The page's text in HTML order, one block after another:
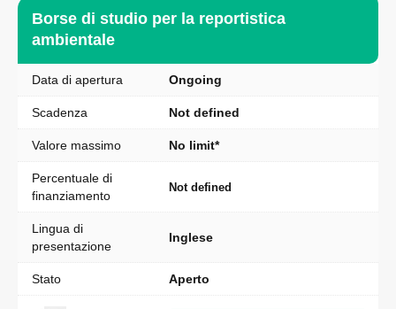
Borse di studio per la reportistica
ambientale
Data di apertura Ongoing
Scadenza Not defined
Valore massimo No limit*
Percentuale di
finanziamento
Not defined
Lingua di
presentazione
Inglese
Stato Aperto